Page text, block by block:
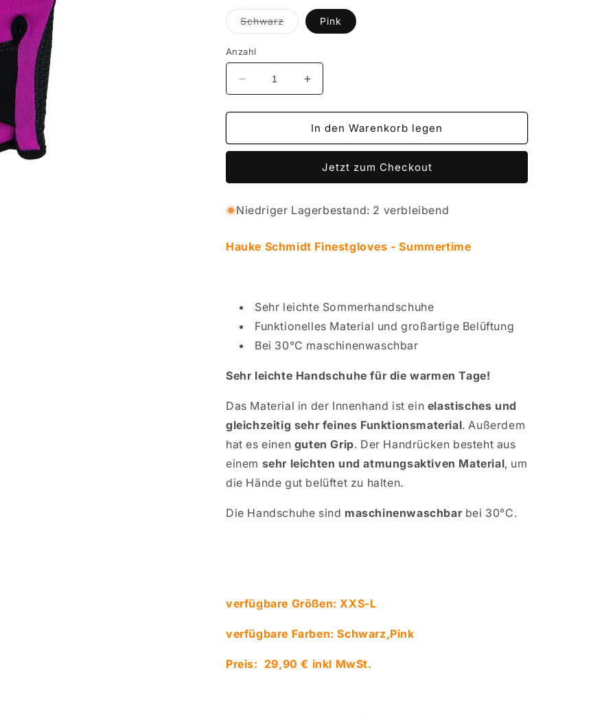
SchwarzVariante
ausverkauft
Pink
Anzahl
Verringere
die
Menge
Hauke
-
Erhöhe
die
Menge
für
Hauke
Finestgloves
-
In den Warenkorb legen
Jetzt zum Checkout
Niedriger Lagerbestand: 2 verbleibend
Hauke Schmidt Finestgloves - Summertime
Sehr leichte Sommerhandschuhe
Funktionelles Material und großartige Belüftung
Bei 30°C maschinenwaschbar
Sehr leichte Handschuhe für die warmen Tage!
Das Material in der Innenhand ist ein elastisches und
gleichzeitig sehr feines Funktionsmaterial. Außerdem
hat es einen guten Grip. Der Handrücken besteht aus
einem sehr leichten und atmungsaktiven Material, um
die Hände gut belüftet zu halten.
Die Handschuhe sind maschinenwaschbar bei 30°C.
verfügbare Größen: XXS-L
verfügbare Farben: Schwarz,Pink
Preis: 29,90 € inkl MwSt.